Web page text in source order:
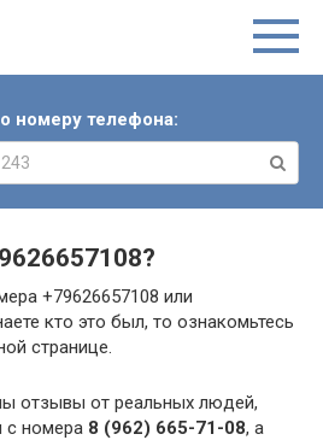
номеру телефона:
?
+79626657108 или
кто это был, то ознакомьтесь
странице.
отзывы от реальных людей,
с номера 8 (962) 665-71-08, а